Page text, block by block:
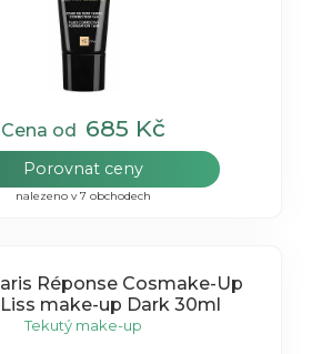
Cena od 685 Kč
Porovnat ceny
nalezeno v 7 obchodech
Up
make-up Dark 30ml
Tekutý make-up